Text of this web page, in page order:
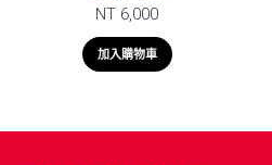
NT 6,000
加入購物車